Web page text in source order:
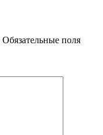
Обязательные поля